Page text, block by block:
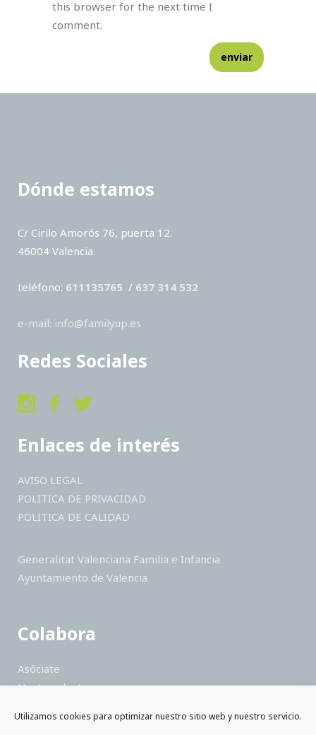
Utilizamos cookies para optimizar nuestro sitio web y nuestro servicio.
this browser for the next time I
comment.
Dónde estamos
C/ Cirilo Amorós 76, puerta 12.
46004 Valencia.
teléfono: 611135765 / 637 314 532
e-mail: info@familyup.es
Redes Sociales
Enlaces de interés
AVISO LEGAL
POLITICA DE PRIVACIDAD
POLITICA DE CALIDAD
Generalitat Valenciana Familia e Infancia
Ayuntamiento de Valencia
Colabora
Asóciate
Hazte voluntario
Colabora como empresa